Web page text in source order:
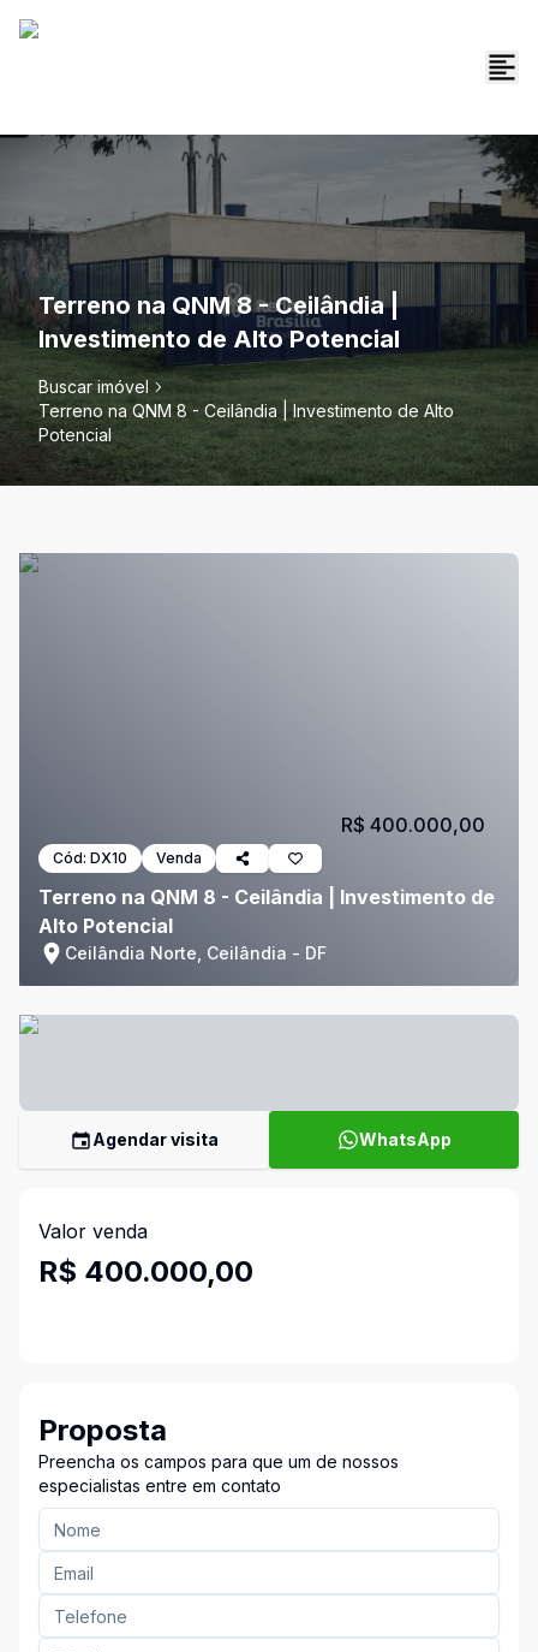
Terreno na QNM 8 - Ceilândia |
Investimento de Alto Potencial
Buscar imóvel
Terreno na QNM 8 - Ceilândia | Investimento de Alto
Potencial
Cód: DX10 Venda
Terreno na QNM 8 - Ceilândia | Investimento de
Alto Potencial
Ceilândia Norte, Ceilândia - DF
R$ 400.000,00
Agendar visita WhatsApp
Valor venda
R$ 400.000,00
Proposta
Preencha os campos para que um de nossos
especialistas entre em contato